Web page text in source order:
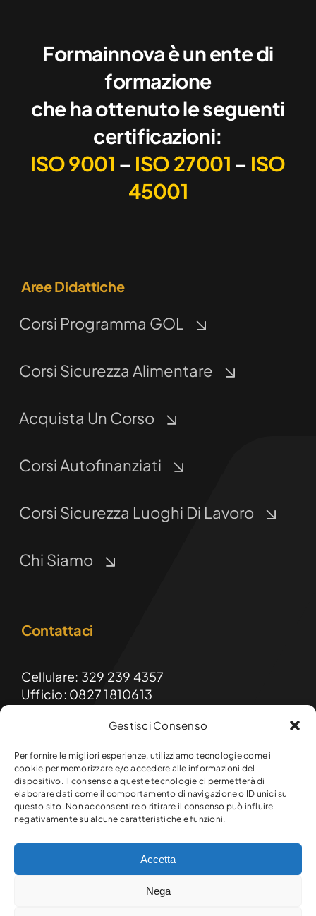
Gestisci Consenso
Per fornire le migliori esperienze, utilizziamo tecnologie come i
cookie per memorizzare e/o accedere alle informazioni del
dispositivo. Il consenso a queste tecnologie ci permetterà di
elaborare dati come il comportamento di navigazione o ID unici su
questo sito. Non acconsentire o ritirare il consenso può influire
negativamente su alcune caratteristiche e funzioni.
Accetta
Nega
Formainnova è un ente di
formazione
che ha ottenuto le seguenti
certificazioni:
ISO 9001 – ISO 27001 – ISO
45001
Aree Didattiche
Corsi Programma GOL
Corsi Sicurezza Alimentare
Acquista Un Corso
Corsi Autofinanziati
Corsi Sicurezza Luoghi Di Lavoro
Chi Siamo
Contattaci
Cellulare: 329 239 4357
Ufficio: 0827 1810613
Email: formainnovasrls@gmail.com
FormaInnova srls
Sede legale e operativa:
Via Raffaello, 9 – 83047 Lioni (AV)
© Copyright 2026 Formainnova srls. Tutti i diritti riservati.
P.Iva 03145720649 – R.E.A. AV-301641